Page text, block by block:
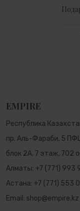
EMPIRE
Республика
пр. Аль-Фараби, 5
блок 2А, 7 этаж, 702
Алматы: +7 (771) 993
Астана: +7 (771) 553
Email: shop@empire.kz